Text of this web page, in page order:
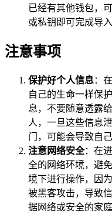
已经有其他钱包，
或私钥即可完成导入
注意事项
保护好个人信息：
自己的生命一样保
息，不要随意透露
人，一旦这些信息
门，可能会导致自
注意网络安全：在
全的网络环境，避
境下进行操作，因
被黑客攻击，导致
据网络或安全的家